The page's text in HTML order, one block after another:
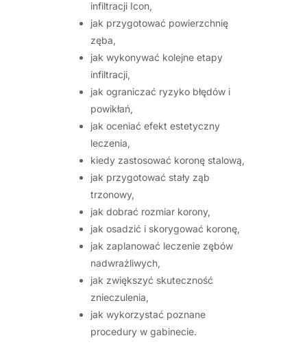
infiltracji Icon,
jak przygotować powierzchnię
zęba,
jak wykonywać kolejne etapy
infiltracji,
jak ograniczać ryzyko błędów i
powikłań,
jak oceniać efekt estetyczny
leczenia,
kiedy zastosować koronę stalową,
jak przygotować stały ząb
trzonowy,
jak dobrać rozmiar korony,
jak osadzić i skorygować koronę,
jak zaplanować leczenie zębów
nadwrażliwych,
jak zwiększyć skuteczność
znieczulenia,
jak wykorzystać poznane
procedury w gabinecie.